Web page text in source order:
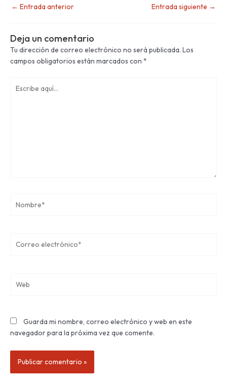
← Entrada anterior Entrada siguiente →
Deja un comentario
Tu dirección de correo electrónico no será publicada. Los
campos obligatorios están marcados con *
aquí...
electrónico*
Guarda mi nombre, correo electrónico y web en este
navegador para la próxima vez que comente.